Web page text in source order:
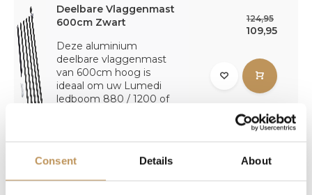
Consent Details About
Deelbare Vlaggenmast
600cm Zwart
Deze aluminium
deelbare vlaggenmast
van 600cm hoog is
ideaal om uw Lumedi
ledboom 880 / 1200 of
tuin....
124,95
109,95